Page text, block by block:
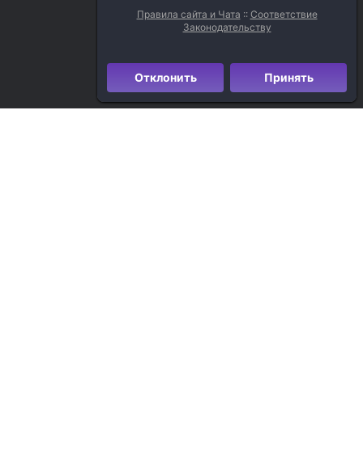
Правила сайта и Чата :: Соответствие
Законодательству
Отклонить Принять